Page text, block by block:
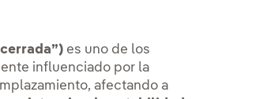
es uno de los
influenciado por la
afectando a